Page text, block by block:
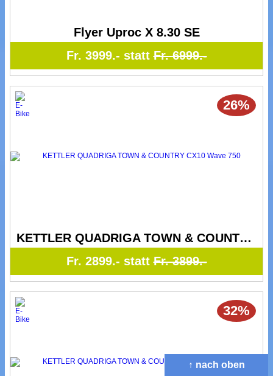
Flyer Uproc X 8.30 SE
Fr. 3999.- stattFr. 6999.-
26%
KETTLER QUADRIGA TOWN & COUNTRY CX10 Wave 750
Fr. 2899.- stattFr. 3899.-
32%
↑ nach oben